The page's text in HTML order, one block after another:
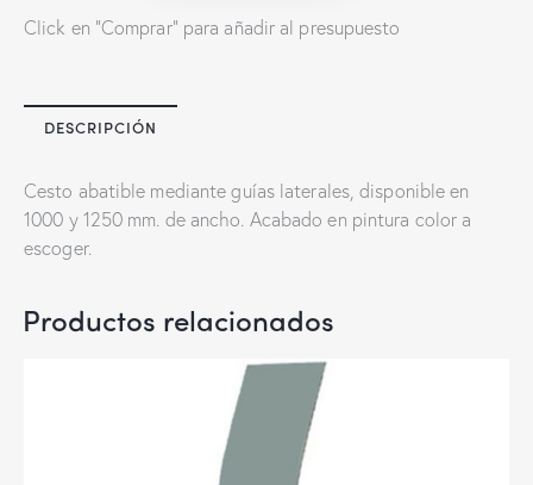
Click en "Comprar" para añadir al presupuesto
DESCRIPCIÓN
Cesto abatible mediante guías laterales, disponible en
1000 y 1250 mm. de ancho. Acabado en pintura color a
escoger.
Productos relacionados